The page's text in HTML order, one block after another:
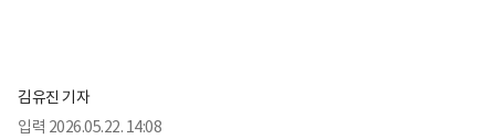
김유진 기자
입력 2026.05.22. 14:08